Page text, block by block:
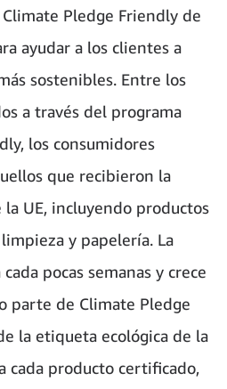
Pledge Friendly de
ayudar a los clientes a
sostenibles. Entre los
a través del programa
los consumidores
que recibieron la
UE, incluyendo productos
y papelería. La
pocas semanas y crece
parte de Climate Pledge
la etiqueta ecológica de la
cada producto certificado,